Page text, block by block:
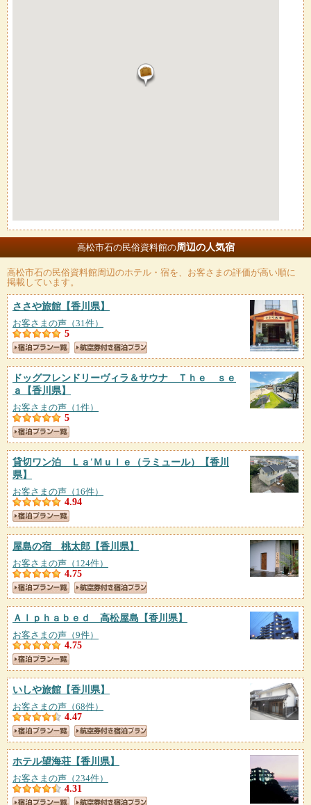
高松市石の民俗資料館の周辺の人気宿
高松市石の民俗資料館周辺のホテル・宿を、お客さまの評価が高い順に
掲載しています。
ささや旅館 【香川県】
お客さまの声（31件）
5
ドッグフレンドリーヴィラ＆サウナ Ｔｈｅ ｓｅ
ａ
【香川県】
お客さまの声（1件）
5
貸切ワン泊 Ｌａ′Ｍｕｌｅ（ラミュール）
【香川
県】
お客さまの声（16件）
4.94
屋島の宿 桃太郎 【香川県】
お客さまの声（124件）
4.75
Ａｌｐｈａｂｅｄ 高松屋島 【香川県】
お客さまの声（9件）
4.75
いしや旅館 【香川県】
お客さまの声（68件）
4.47
ホテル望海荘 【香川県】
お客さまの声（234件）
4.31